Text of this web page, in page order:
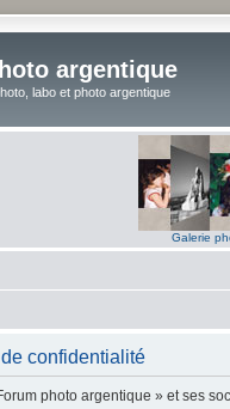
argentique
labo et photo argentique
Galerie
confidentialité
photo argentique » et ses